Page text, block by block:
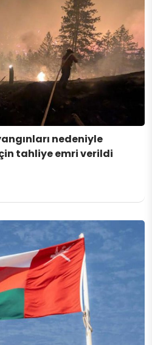
nedeniyle
tahliye emri verildi